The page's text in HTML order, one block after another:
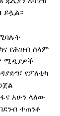
ይሏል።
የሕዝብ ሰላም
ሚዲያዎች
የፖለቲካ
አሁን ላለው
ተጠንቶ